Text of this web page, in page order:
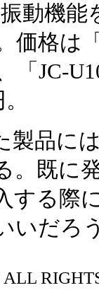
動機
格は
「JC-
品に
。既に
する際
いだろ